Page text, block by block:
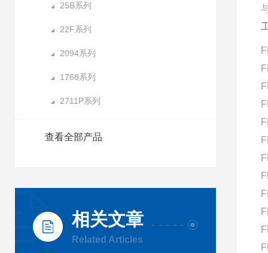
25B系列
22F系列
2094系列
1768系列
2711P系列
查看全部产品
相关文章
Related Articles